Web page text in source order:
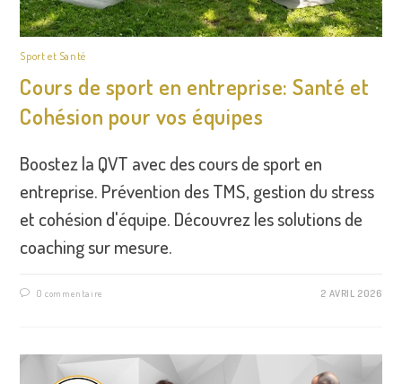
Sport et Santé
Cours de sport en entreprise: Santé et
Cohésion pour vos équipes
Boostez la QVT avec des cours de sport en
entreprise. Prévention des TMS, gestion du stress
et cohésion d'équipe. Découvrez les solutions de
coaching sur mesure.
0 commentaire 2 AVRIL 2026